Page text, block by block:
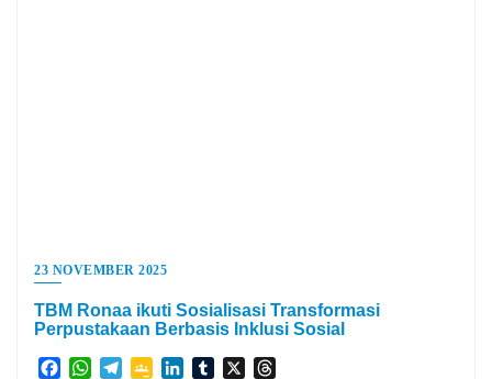
23 NOVEMBER 2025
TBM Ronaa ikuti Sosialisasi Transformasi
Perpustakaan Berbasis Inklusi Sosial
FacebookWhatsApp
TelegramGoogleLinkedInTumblr
X